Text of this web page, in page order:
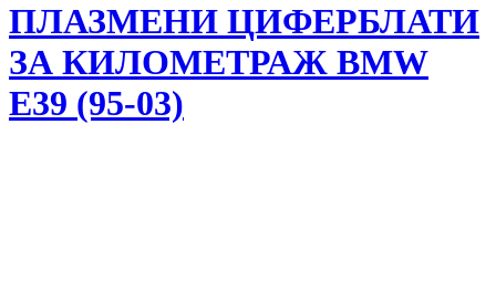
ПЛАЗМЕНИ ЦИФЕРБЛАТИ
ЗА КИЛОМЕТРАЖ BMW
E39 (95-03)